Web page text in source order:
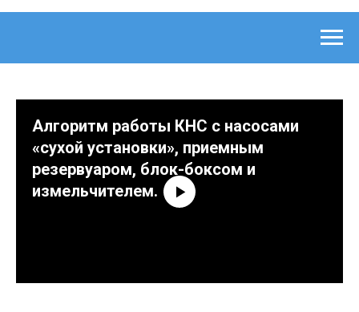
Алгоритм работы КНС с насосами
«сухой установки», приемным
резервуаром, блок-боксом и
измельчителем.